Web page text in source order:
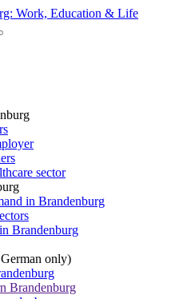
sector
in Brandenburg
Brandenburg
only)
Brandenburg